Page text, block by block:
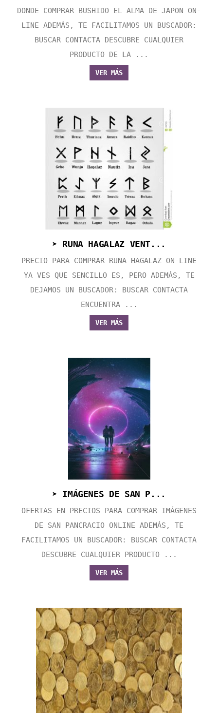
DONDE COMPRAR BUSHIDO EL ALMA DE JAPON ON-
LINE ADEMÁS, TE FACILITAMOS UN BUSCADOR:
BUSCAR CONTACTA DESCUBRE CUALQUIER
PRODUCTO DE LA ...
VER MÁS
➤ RUNA HAGALAZ VENT...
PRECIO PARA COMPRAR RUNA HAGALAZ ON-LINE
YA VES QUE SENCILLO ES, PERO ADEMÁS, TE
DEJAMOS UN BUSCADOR: BUSCAR CONTACTA
ENCUENTRA ...
VER MÁS
➤ IMÁGENES DE SAN P...
OFERTAS EN PRECIOS PARA COMPRAR IMÁGENES
DE SAN PANCRACIO ONLINE ADEMÁS, TE
FACILITAMOS UN BUSCADOR: BUSCAR CONTACTA
DESCUBRE CUALQUIER PRODUCTO ...
VER MÁS